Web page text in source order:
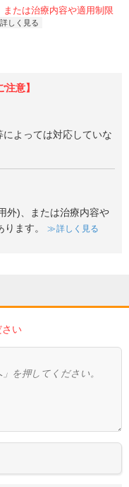
たは治療内容や適用制限
詳しく見る
注意】
よっては対応していな
外)、または治療内容や
ます。
詳しく見る
い